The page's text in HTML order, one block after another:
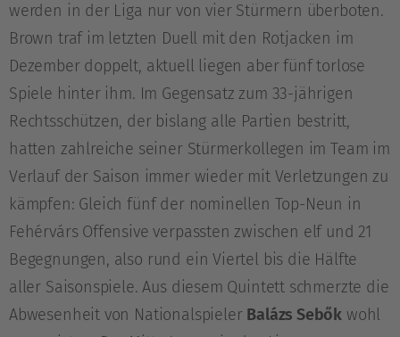
werden in der Liga nur von vier Stürmern überboten.
Brown traf im letzten Duell mit den Rotjacken im
Dezember doppelt, aktuell liegen aber fünf torlose
Spiele hinter ihm. Im Gegensatz zum 33-jährigen
Rechtsschützen, der bislang alle Partien bestritt,
hatten zahlreiche seiner Stürmerkollegen im Team im
Verlauf der Saison immer wieder mit Verletzungen zu
kämpfen: Gleich fünf der nominellen Top-Neun in
Fehérvárs Offensive verpassten zwischen elf und 21
Begegnungen, also rund ein Viertel bis die Hälfte
aller Saisonspiele. Aus diesem Quintett schmerzte die
Abwesenheit von Nationalspieler Balázs Sebők wohl